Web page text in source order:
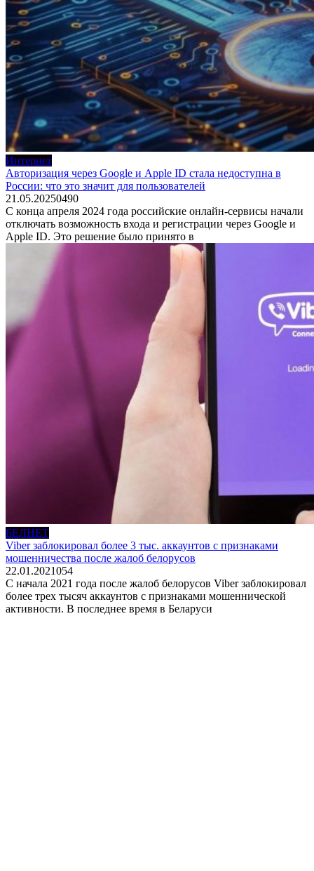
Интернет
Авторизация через Google и Apple ID стала недоступна в
России: что это значит для пользователей
21.05.20250490
С конца апреля 2024 года российские онлайн-сервисы начали
отключать возможность входа и регистрации через Google и
Apple ID. Это решение было принято в
БЕЛНЕТ
Viber заблокировал более 3 тыс. аккаунтов с признаками
мошенничества после жалоб белорусов
22.01.2021054
С начала 2021 года после жалоб белорусов Viber заблокировал
более трех тысяч аккаунтов с признаками мошеннической
активности. В последнее время в Беларуси